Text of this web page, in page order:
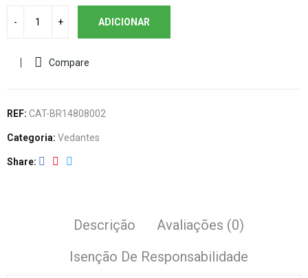
ADICIONAR
Compare
REF: CAT-BR14808002
Categoria: Vedantes
Share
Descrição
Avaliações (0)
Isenção De Responsabilidade